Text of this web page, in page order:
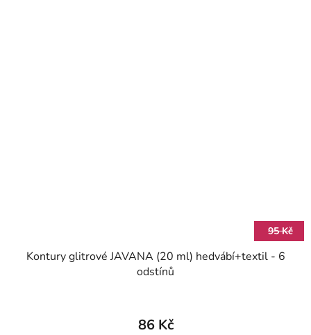
95 Kč
Kontury glitrové JAVANA (20 ml) hedvábí+textil - 6
odstínů
86 Kč